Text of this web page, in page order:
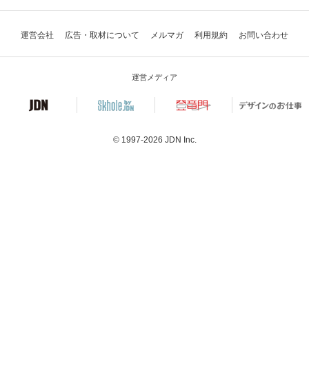
運営会社 広告・取材について メルマガ 利用規約 お問い合わせ
運営メディア
© 1997-2026 JDN Inc.